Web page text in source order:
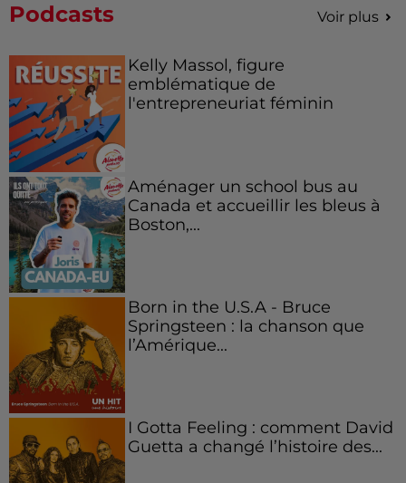
Podcasts Voir plus
Kelly Massol, figure
emblématique de
l'entrepreneuriat féminin
Aménager un school bus au
Canada et accueillir les bleus à
Boston,...
Born in the U.S.A - Bruce
Springsteen : la chanson que
l’Amérique...
I Gotta Feeling : comment David
Guetta a changé l’histoire des...